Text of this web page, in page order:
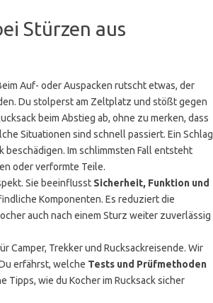
Stürzen aus
Auf- oder Auspacken rutscht etwas, der
Du stolperst am Zeltplatz und stößt gegen
beim Abstieg ab, ohne zu merken, dass
Situationen sind schnell passiert. Ein Schlag
beschädigen. Im schlimmsten Fall entsteht
oder verformte Teile.
Sie beeinflusst Sicherheit, Funktion und
Komponenten. Es reduziert die
auch nach einem Sturz weiter zuverlässig
Camper, Trekker und Rucksackreisende. Wir
erfährst, welche Tests und Prüfmethoden
Tipps, wie du Kocher im Rucksack sicher